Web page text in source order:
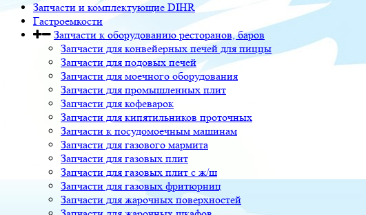
Запчасти и комплектующие DIHR
Гастроемкости
Запчасти к оборудованию ресторанов, баров
Запчасти для конвейерных печей для пиццы
Запчасти для подовых печей
Запчасти для моечного оборудования
Запчасти для промышленных плит
Запчасти для кофеварок
Запчасти для кипятильников проточных
Запчасти к посудомоечным машинам
Запчасти для газового мармита
Запчасти для газовых плит
Запчасти для газовых плит с ж/ш
Запчасти для газовых фритюрниц
Запчасти для жарочных поверхностей